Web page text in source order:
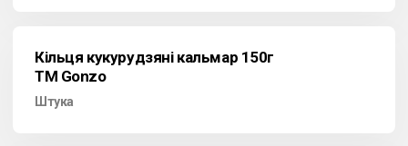
Кільця кукурудзяні кальмар 150г
ТМ Gonzo
Штука